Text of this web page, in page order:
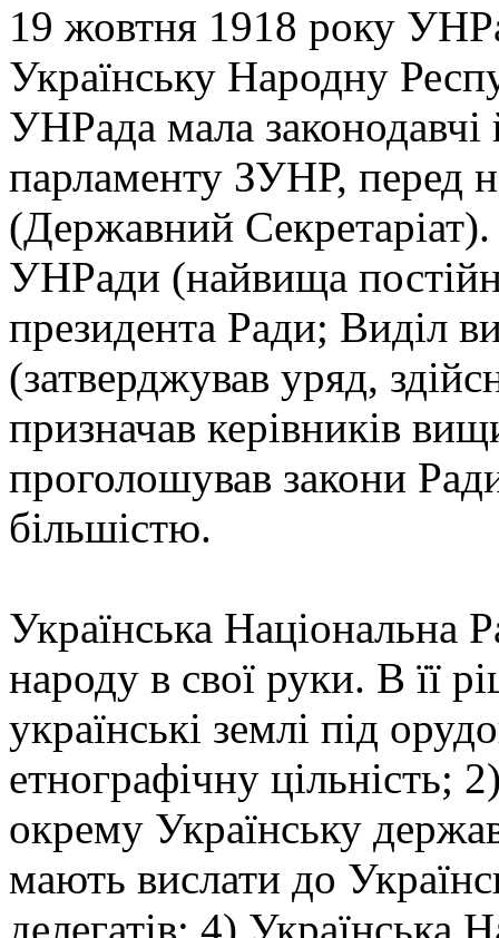
19 жовтня 1918 року
Українську Народну
УНРада мала законодавчі
парламенту ЗУНР, перед
(Державний
УНРади (найвища
президента Ради; Виділ
(затверджував уряд,
призначав керівників
проголошував закони
більшістю.
Українська Національна
народу в свої руки. В її
українські землі під
етнографічну цільність;
окрему Українську
мають вислати до
делегатів; 4) Українська